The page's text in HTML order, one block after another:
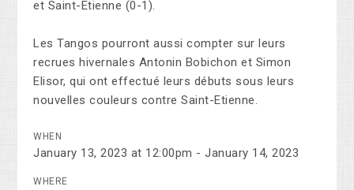
et Saint-Etienne (0-1).
Les Tangos pourront aussi compter sur leurs
recrues hivernales Antonin Bobichon et Simon
Elisor, qui ont effectué leurs débuts sous leurs
nouvelles couleurs contre Saint-Etienne.
WHEN
January 13, 2023 at 12:00pm - January 14, 2023
WHERE